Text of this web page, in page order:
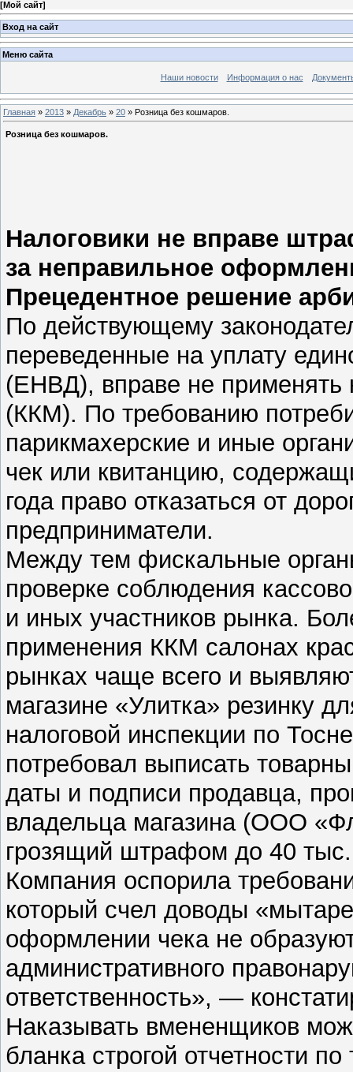
[Мой сайт]
Вход на сайт
Меню сайта
Наши новости Информация о нас
Главная » 2013 » Декабрь » 20 » Розница без кошмаров.
Розница без кошмаров.
Налоговики не вправе
за неправильное
Прецедентное решение
По действующему
переведенные на уплату
(ЕНВД), вправе не
(ККМ). По требованию
парикмахерские и иные
чек или квитанцию,
года право отказаться от
предприниматели.
Между тем фискальные
проверке соблюдения
и иных участников рынка.
применения ККМ салонах
рынках чаще всего и
магазине «Улитка» резинку
налоговой инспекции по
потребовал выписать
даты и подписи продавца,
владельца магазина (ООО
грозящий штрафом до 40
Компания оспорила
который счел доводы
оформлении чека не
административного
ответственность», —
Наказывать вмененщиков
бланка строгой отчетности